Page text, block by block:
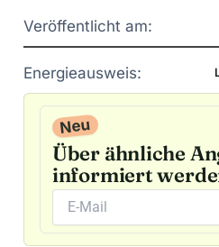
Veröffentlicht am:
Energieausweis:
Neu
Über ähnliche
informiert
A